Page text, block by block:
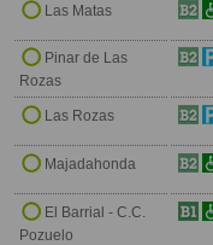
Las Matas
Pinar de Las
Rozas
Las Rozas
Majadahonda
El Barrial - C.C.
Pozuelo